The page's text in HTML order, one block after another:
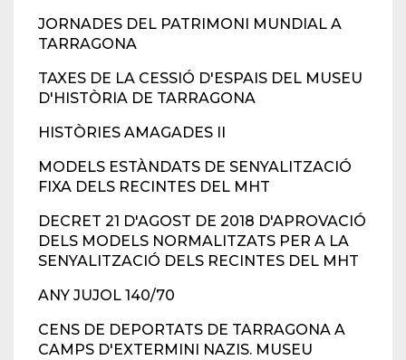
JORNADES DEL PATRIMONI MUNDIAL A
TARRAGONA
TAXES DE LA CESSIÓ D'ESPAIS DEL MUSEU
D'HISTÒRIA DE TARRAGONA
HISTÒRIES AMAGADES II
MODELS ESTÀNDATS DE SENYALITZACIÓ
FIXA DELS RECINTES DEL MHT
DECRET 21 D'AGOST DE 2018 D'APROVACIÓ
DELS MODELS NORMALITZATS PER A LA
SENYALITZACIÓ DELS RECINTES DEL MHT
ANY JUJOL 140/70
CENS DE DEPORTATS DE TARRAGONA A
CAMPS D'EXTERMINI NAZIS. MUSEU